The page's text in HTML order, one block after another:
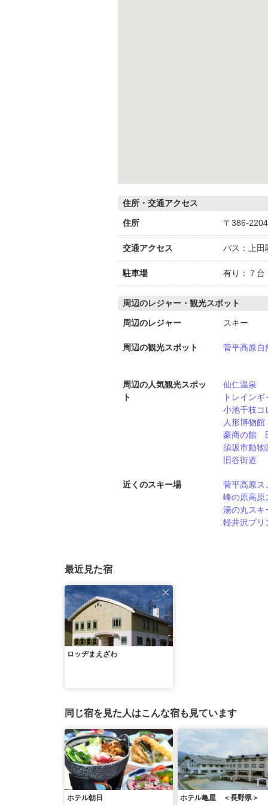
住所・交通アクセス
住所 〒386-
交通アクセス バス：上田
駐車場 有り：７
周辺のレジャー・観光スポット
周辺のレジャー スキー
周辺の観光スポット 菅平高原自
周辺の人気観光スポッ
ト
仙仁温泉
トレイン
小池千枝
人形博物館
豪商の館
須坂市動物
旧谷街道
近くのスキー場
菅平高原ス
峰の原高原
湯の丸スキ
軽井沢プリ
最近見た宿
ロッヂまえざわ
同じ宿を見た人はこんな宿も見ています
ホテル朝日 ホテル亀屋 ＜長野県＞